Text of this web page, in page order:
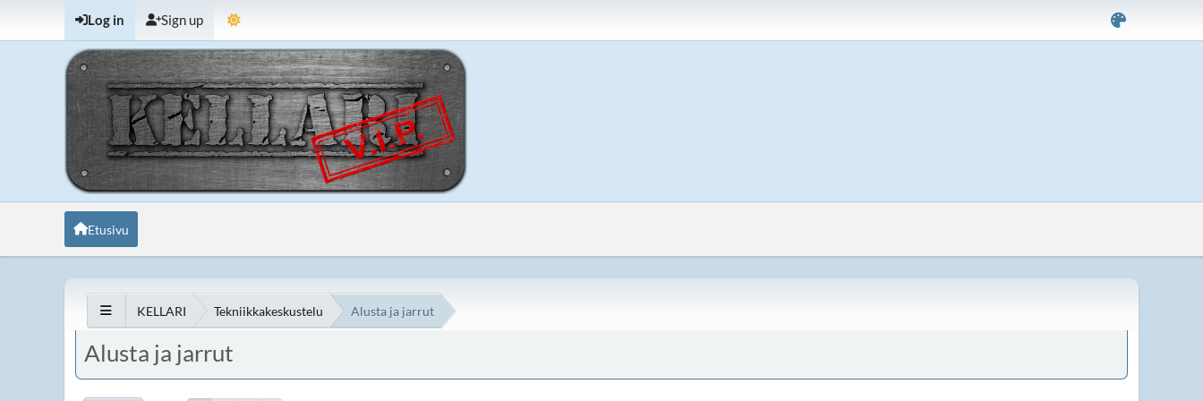
Log in Sign up
Etusivu
KELLARI Tekniikkakeskustelu Alusta ja jarrut
Alusta ja jarrut